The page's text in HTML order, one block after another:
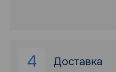
4 Доставка